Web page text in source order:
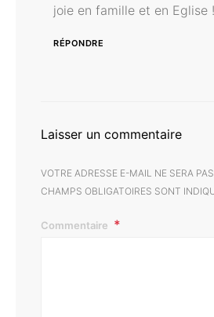
joie en famille et en Eglise !
RÉPONDRE
Laisser un commentaire
VOTRE ADRESSE E-MAIL NE SERA PAS
CHAMPS OBLIGATOIRES SONT
Commentaire